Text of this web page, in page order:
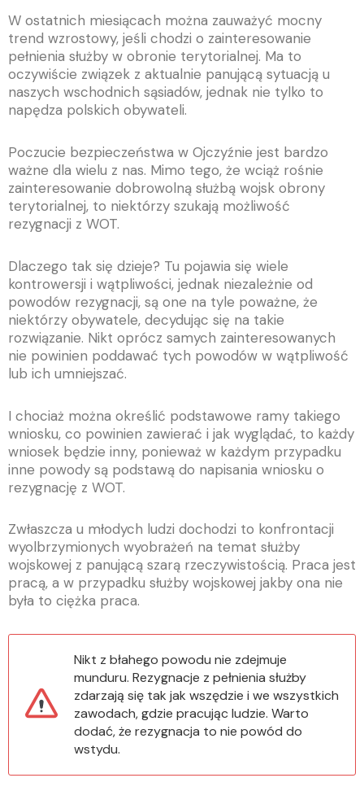
W ostatnich miesiącach można zauważyć mocny
trend wzrostowy, jeśli chodzi o zainteresowanie
pełnienia służby w obronie terytorialnej. Ma to
oczywiście związek z aktualnie panującą sytuacją u
naszych wschodnich sąsiadów, jednak nie tylko to
napędza polskich obywateli.
Poczucie bezpieczeństwa w Ojczyźnie jest bardzo
ważne dla wielu z nas. Mimo tego, że wciąż rośnie
zainteresowanie dobrowolną służbą wojsk obrony
terytorialnej, to niektórzy szukają możliwość
rezygnacji z WOT.
Dlaczego tak się dzieje? Tu pojawia się wiele
kontrowersji i wątpliwości, jednak niezależnie od
powodów rezygnacji, są one na tyle poważne, że
niektórzy obywatele, decydując się na takie
rozwiązanie. Nikt oprócz samych zainteresowanych
nie powinien poddawać tych powodów w wątpliwość
lub ich umniejszać.
I chociaż można określić podstawowe ramy takiego
wniosku, co powinien zawierać i jak wyglądać, to każdy
wniosek będzie inny, ponieważ w każdym przypadku
inne powody są podstawą do napisania wniosku o
rezygnację z WOT.
Zwłaszcza u młodych ludzi dochodzi to konfrontacji
wyolbrzymionych wyobrażeń na temat służby
wojskowej z panującą szarą rzeczywistością. Praca jest
pracą, a w przypadku służby wojskowej jakby ona nie
była to ciężka praca.
Nikt z błahego powodu nie zdejmuje
munduru. Rezygnacje z pełnienia służby
zdarzają się tak jak wszędzie i we wszystkich
zawodach, gdzie pracując ludzie. Warto
dodać, że rezygnacja to nie powód do
wstydu.